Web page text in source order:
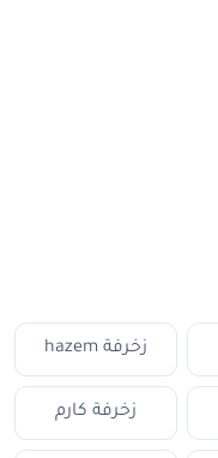
زخرفة hazem
زخرفة كارم